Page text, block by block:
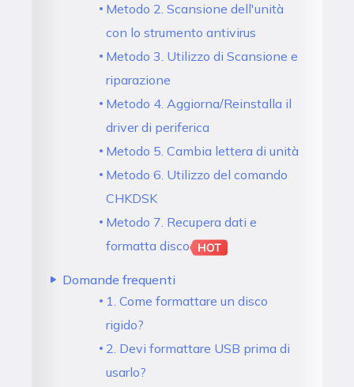
Metodo 2. Scansione dell'unità
con lo strumento antivirus
Metodo 3. Utilizzo di Scansione e
riparazione
Metodo 4. Aggiorna/Reinstalla il
driver di periferica
Metodo 5. Cambia lettera di unità
Metodo 6. Utilizzo del comando
CHKDSK
Metodo 7. Recupera dati e
formatta disco
Domande frequenti
1. Come formattare un disco
rigido?
2. Devi formattare USB prima di
usarlo?